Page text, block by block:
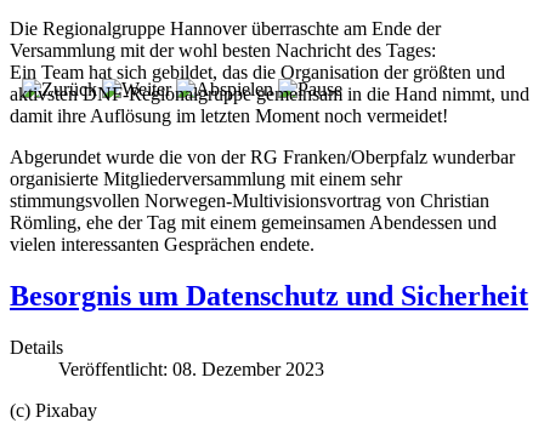
Die Regionalgruppe Hannover überraschte am Ende der
Versammlung mit der wohl besten Nachricht des Tages:
Ein Team hat sich gebildet, das die Organisation der größten und
aktivsten DNF-Regionalgruppe gemeinsam in die Hand nimmt, und
damit ihre Auflösung im letzten Moment noch vermeidet!
Abgerundet wurde die von der RG Franken/Oberpfalz wunderbar
organisierte Mitgliederversammlung mit einem sehr
stimmungsvollen Norwegen-Multivisionsvortrag von Christian
Römling, ehe der Tag mit einem gemeinsamen Abendessen und
vielen interessanten Gesprächen endete.
Besorgnis um Datenschutz und Sicherheit
Details
Veröffentlicht: 08. Dezember 2023
(c) Pixabay